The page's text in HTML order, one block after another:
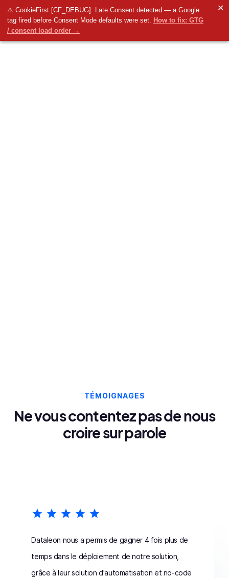
⚠ CookieFirst [CF_DEBUG]: Late Consent detected — a Google
tag fired before Consent Mode defaults were set. How to fix: GTG
/ consent load order →
✕
TÉMOIGNAGES
Ne vous contentez pas de nous
croire sur parole
Dataleon nous a permis de gagner 4 fois plus de
temps dans le déploiement de notre solution,
grâce à leur solution d'automatisation et no-code